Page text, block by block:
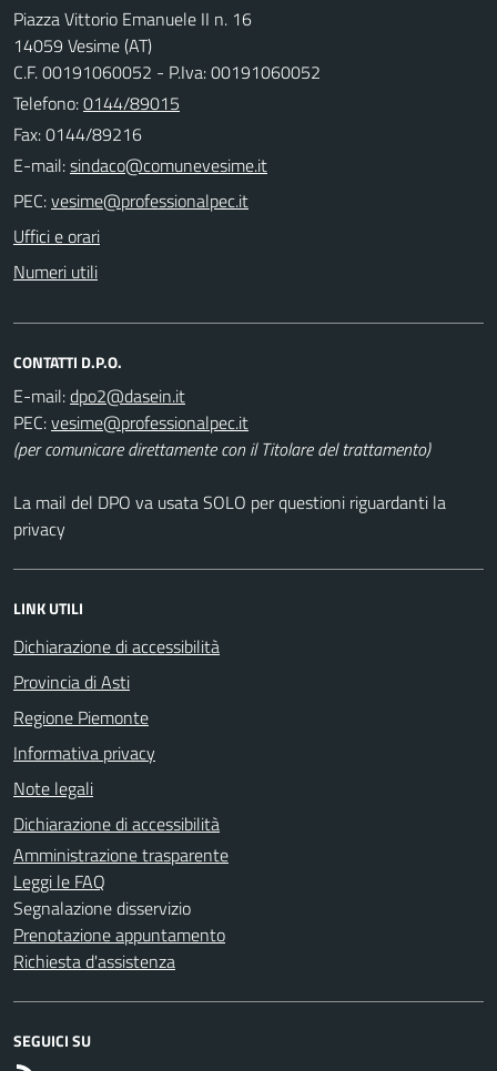
Piazza Vittorio Emanuele II n. 16
14059 Vesime (AT)
C.F. 00191060052 - P.Iva: 00191060052
Telefono:0144/89015
Fax: 0144/89216
E-mail:
PEC:
Uffici e orari
Numeri utili
CONTATTI D.P.O.
E-mail:
PEC:
(per comunicare direttamente con il Titolare del trattamento)
La mail del DPO va usata SOLO per questioni riguardanti la
privacy
LINK UTILI
Dichiarazione di accessibilità
Provincia di Asti
Regione Piemonte
Informativa privacy
Note legali
Dichiarazione di accessibilità
Amministrazione trasparente
Leggi le FAQ
Segnalazione disservizio
Prenotazione appuntamento
Richiesta d'assistenza
SEGUICI SU